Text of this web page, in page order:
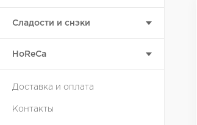
Сладости и снэки
HoReCa
Доставка и оплата
Контакты